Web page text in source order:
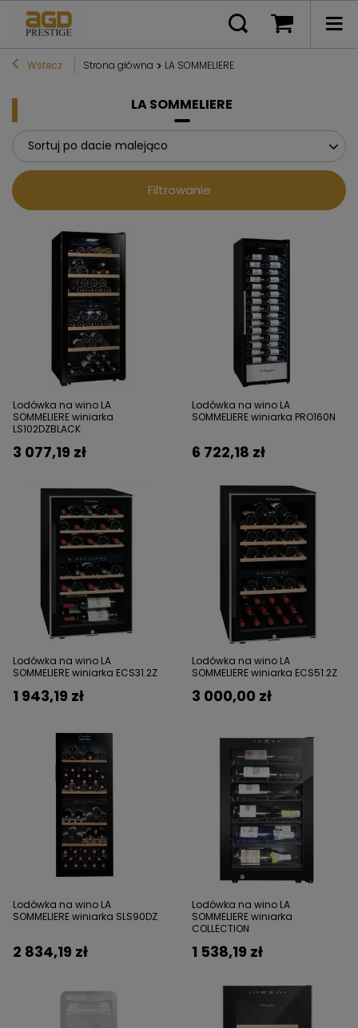
Wstecz Strona główna LA SOMMELIERE
LA SOMMELIERE
Sortuj po dacie malejąco
Filtrowanie
Lodówka na wino LA
SOMMELIERE winiarka
LS102DZBLACK
3 077,19 zł
Lodówka na wino LA
SOMMELIERE winiarka PRO160N
6 722,18 zł
Lodówka na wino LA
SOMMELIERE winiarka ECS31.2Z
1 943,19 zł
Lodówka na wino LA
SOMMELIERE winiarka ECS51.2Z
3 000,00 zł
Lodówka na wino LA
SOMMELIERE winiarka SLS90DZ
2 834,19 zł
Lodówka na wino LA
SOMMELIERE winiarka
COLLECTION
1 538,19 zł